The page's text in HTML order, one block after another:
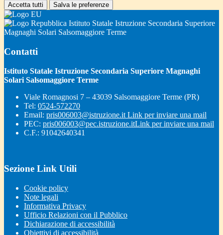
Accetta tutti Salva le preferenze
Istituto Statale Istruzione Secondaria Superiore
Magnaghi Solari Salsomaggiore Terme
Contatti
Istituto Statale Istruzione Secondaria Superiore Magnaghi
Solari Salsomaggiore Terme
Viale Romagnosi 7 – 43039 Salsomaggiore Terme (PR)
Tel: 0524-572270
Email: pris006003@istruzione.it Link per inviare una mail
PEC: pris006003@pec.istruzione.itLink per inviare una mail
C.F.: 91042640341
Sezione Link Utili
Cookie policy
Note legali
Informativa Privacy
Ufficio Relazioni con il Pubblico
Dichiarazione di accessibilità
Obiettivi di accessibilità